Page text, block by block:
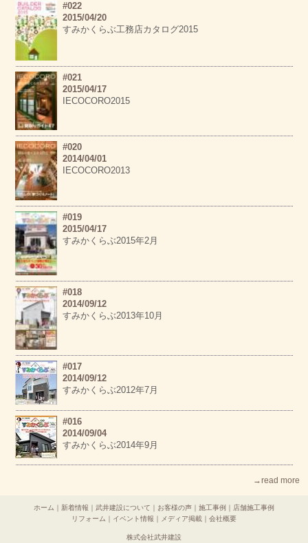
#022
2015/04/20
すみかくらぶ工務店カタログ2015
#021
2015/04/17
IECOCORO2015
#020
2014/04/01
IECOCORO2013
#019
2015/04/17
すみかくらぶ2015年2月
#018
2014/09/12
すみかくらぶ2013年10月
#017
2014/09/12
すみかくらぶ2012年7月
#016
2014/09/04
すみかくらぶ2014年9月
→read more
ホーム 新着情報 武井建設について お客様の声 施工事例
店舗施工事例
リフォーム
イベント情報 メディア掲載 会社概要
株式会社武井建設